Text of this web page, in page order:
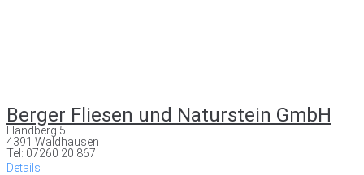
Berger Fliesen und Naturstein GmbH
Handberg 5
4391 Waldhausen
Tel: 07260 20 867
Details